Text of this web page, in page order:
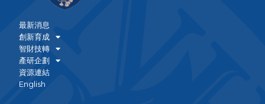
最新消息
創新育成
智財技轉
產研企劃
資源連結
English